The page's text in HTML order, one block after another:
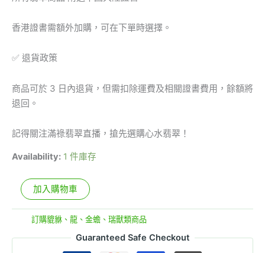
香港證書需額外加購，可在下單時選擇。
✅ 退貨政策
商品可於 3 日內退貨，但需扣除運費及相關證書費用，餘額將
退回。
記得關注滿祿翡翠直播，搶先選購心水翡翠！
Availability: 1 件庫存
加入購物車
訂購貔貅、龍、金蟾、瑞獸類商品
Guaranteed Safe Checkout